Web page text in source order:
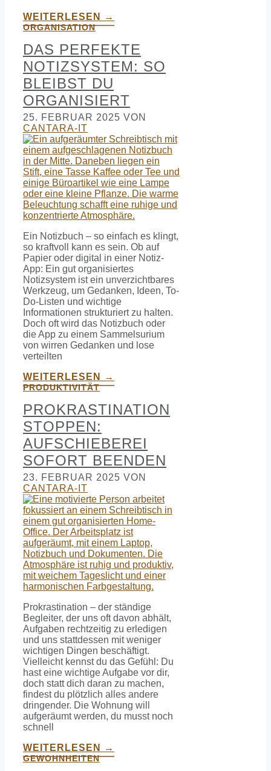
WEITERLESEN →
ORGANISATION
DAS PERFEKTE
NOTIZSYSTEM: SO
BLEIBST DU
ORGANISIERT
25. FEBRUAR 2025 VON
CANTARA-IT
Ein Notizbuch – so einfach es klingt,
so kraftvoll kann es sein. Ob auf
Papier oder digital in einer Notiz-
App: Ein gut organisiertes
Notizsystem ist ein unverzichtbares
Werkzeug, um Gedanken, Ideen, To-
Do-Listen und wichtige
Informationen strukturiert zu halten.
Doch oft wird das Notizbuch oder
die App zu einem Sammelsurium
von wirren Gedanken und lose
verteilten
WEITERLESEN →
PRODUKTIVITÄT
PROKRASTINATION
STOPPEN:
AUFSCHIEBEREI
SOFORT BEENDEN
23. FEBRUAR 2025 VON
CANTARA-IT
Prokrastination – der ständige
Begleiter, der uns oft davon abhält,
Aufgaben rechtzeitig zu erledigen
und uns stattdessen mit weniger
wichtigen Dingen beschäftigt.
Vielleicht kennst du das Gefühl: Du
hast eine wichtige Aufgabe vor dir,
doch statt dich daran zu machen,
findest du plötzlich alles andere
dringender. Die Wohnung will
aufgeräumt werden, du musst noch
schnell
WEITERLESEN →
GEWOHNHEITEN